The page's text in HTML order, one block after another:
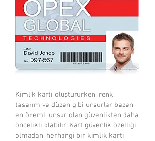
Kimlik kartı oluştururken, renk,
tasarım ve düzen gibi unsurlar bazen
en önemli unsur olan güvenlikten daha
öncelikli olabilir. Kart güvenlik özelliği
olmadan, herhangi bir kimlik kartı